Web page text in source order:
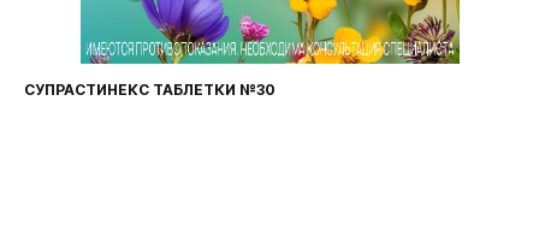
СУПРАСТИНЕКС ТАБЛЕТКИ №30